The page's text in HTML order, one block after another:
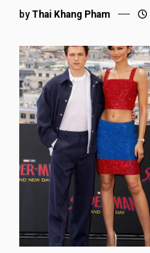
by Thai Khang Pham